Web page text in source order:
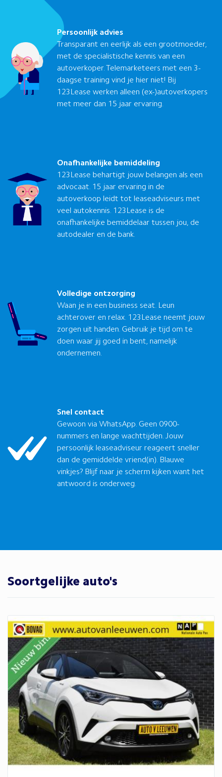
Persoonlijk advies
Transparant en eerlijk als een grootmoeder,
met de specialistische kennis van een
autoverkoper. Telemarketeers met een 3-
daagse training vind je hier niet! Bij
123Lease werken alleen (ex-)autoverkopers
met meer dan 15 jaar ervaring.
Onafhankelijke bemiddeling
123Lease behartigt jouw belangen als een
advocaat. 15 jaar ervaring in de
autoverkoop leidt tot leaseadviseurs met
veel autokennis. 123Lease is de
onafhankelijke bemiddelaar tussen jou, de
autodealer en de bank.
Volledige ontzorging
Waan je in een business seat. Leun
achterover en relax. 123Lease neemt jouw
zorgen uit handen. Gebruik je tijd om te
doen waar jij goed in bent, namelijk
ondernemen.
Snel contact
Gewoon via WhatsApp. Geen 0900-
nummers en lange wachttijden. Jouw
persoonlijk leaseadviseur reageert sneller
dan de gemiddelde vriend(in). Blauwe
vinkjes? Blijf naar je scherm kijken want het
antwoord is onderweg.
Soortgelijke auto's